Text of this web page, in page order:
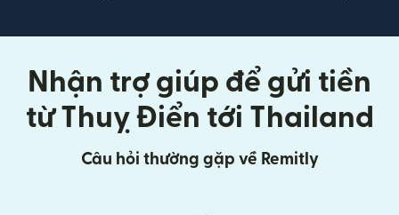
Nhận trợ giúp để gửi tiền
từ Thuỵ Điển tới Thailand
Câu hỏi thường gặp về Remitly